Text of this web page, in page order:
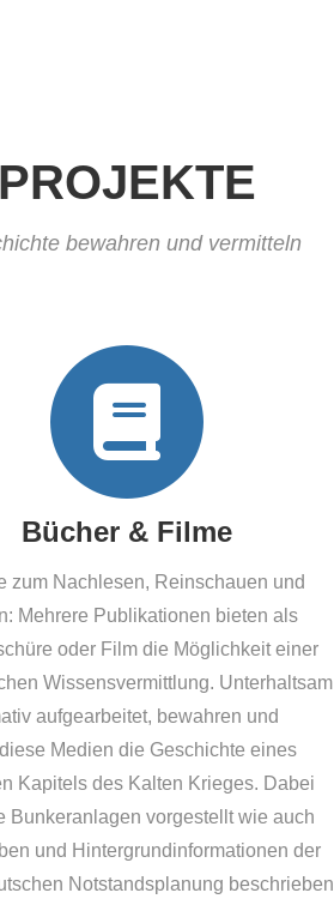
PROJEKTE
bewahren und vermitteln
Bücher & Filme
zum Nachlesen, Reinschauen und
Mehrere Publikationen bieten als
oder Film die Möglichkeit einer
Wissensvermittlung. Unterhaltsam
aufgearbeitet, bewahren und
Medien die Geschichte eines
Kapitels des Kalten Krieges. Dabei
Bunkeranlagen vorgestellt wie auch
und Hintergrundinformationen der
Notstandsplanung